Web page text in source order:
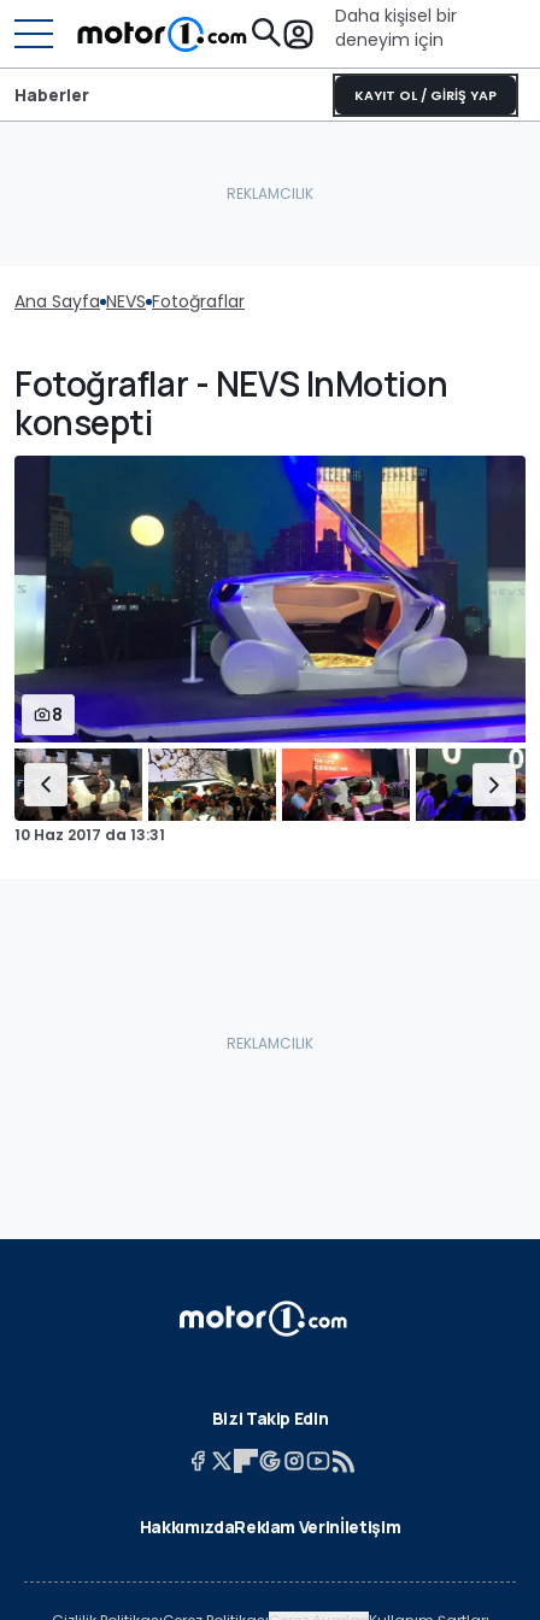
Daha kişisel bir
deneyim için
KAYIT OL / GİRİŞ YAP
Haberler
Ana Sayfa NEVS Fotoğraflar
Fotoğraflar - NEVS InMotion
konsepti
8
10 Haz 2017 da 13:31
Bizi Takip Edin
HakkımızdaReklam Verinİletişim